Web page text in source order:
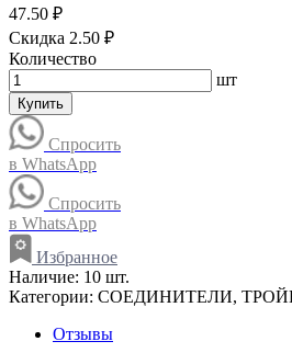
47.50 ₽
Скидка 2.50 ₽
Количество
шт
Купить
Спросить
в WhatsApp
Спросить
в WhatsApp
Избранное
Наличие: 10 шт.
Категории: СОЕДИНИТЕЛИ,
Отзывы